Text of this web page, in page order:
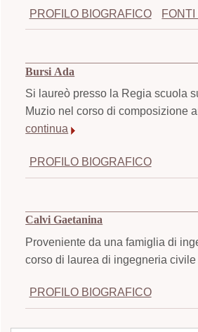
PROFILO BIOGRAFICO
Bursi Ada
Si laureò presso la Regia scuola
Muzio nel corso di composizione
continua
PROFILO BIOGRAFICO
Calvi Gaetanina
Proveniente da una famiglia di
corso di laurea di ingegneria
PROFILO BIOGRAFICO